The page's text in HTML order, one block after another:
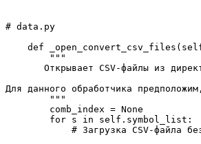
# data.py
def
        """
Открывает CSV-файлы из
Для данного обработчика
        """
        comb_index = None
        for s in self.symbol_list:
# Загрузка CSV-файла